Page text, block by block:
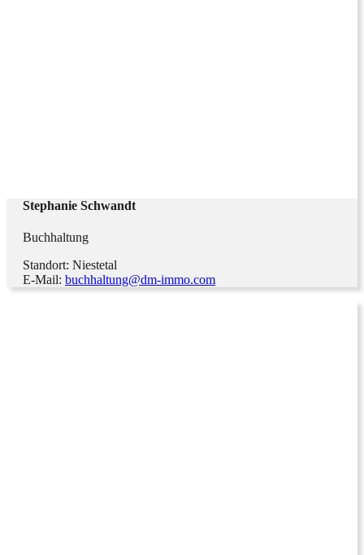
Stephanie Schwandt
Buchhaltung
Standort: Niestetal
E-Mail: buchhaltung@dm-immo.com